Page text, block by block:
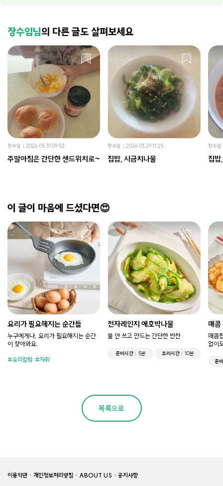
장수임님의 다른 글도 살펴보세요
장수임 2026.05.31 09:52
주말아침은 간단한 샌드위치로~
장수임 2026.03.29 11:25
집밥, 시금치나물
장수임
집밥
이 글이 마음에 드셨다면😍
요리가 필요해지는 순간들
누구에게나, 요리가 필요해지는 순간
이 찾아와요.
요리칼럼 자취
전자레인지 애호박나물
불 안 쓰고 만드는 간단한 반찬
준비시간 5분 조리시간 10분
매콤
매콤
없이
준
목록으로
이용약관 개인정보처리방침 ABOUT US 공지사항